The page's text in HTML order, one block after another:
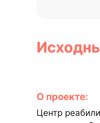
О проекте:
Центр